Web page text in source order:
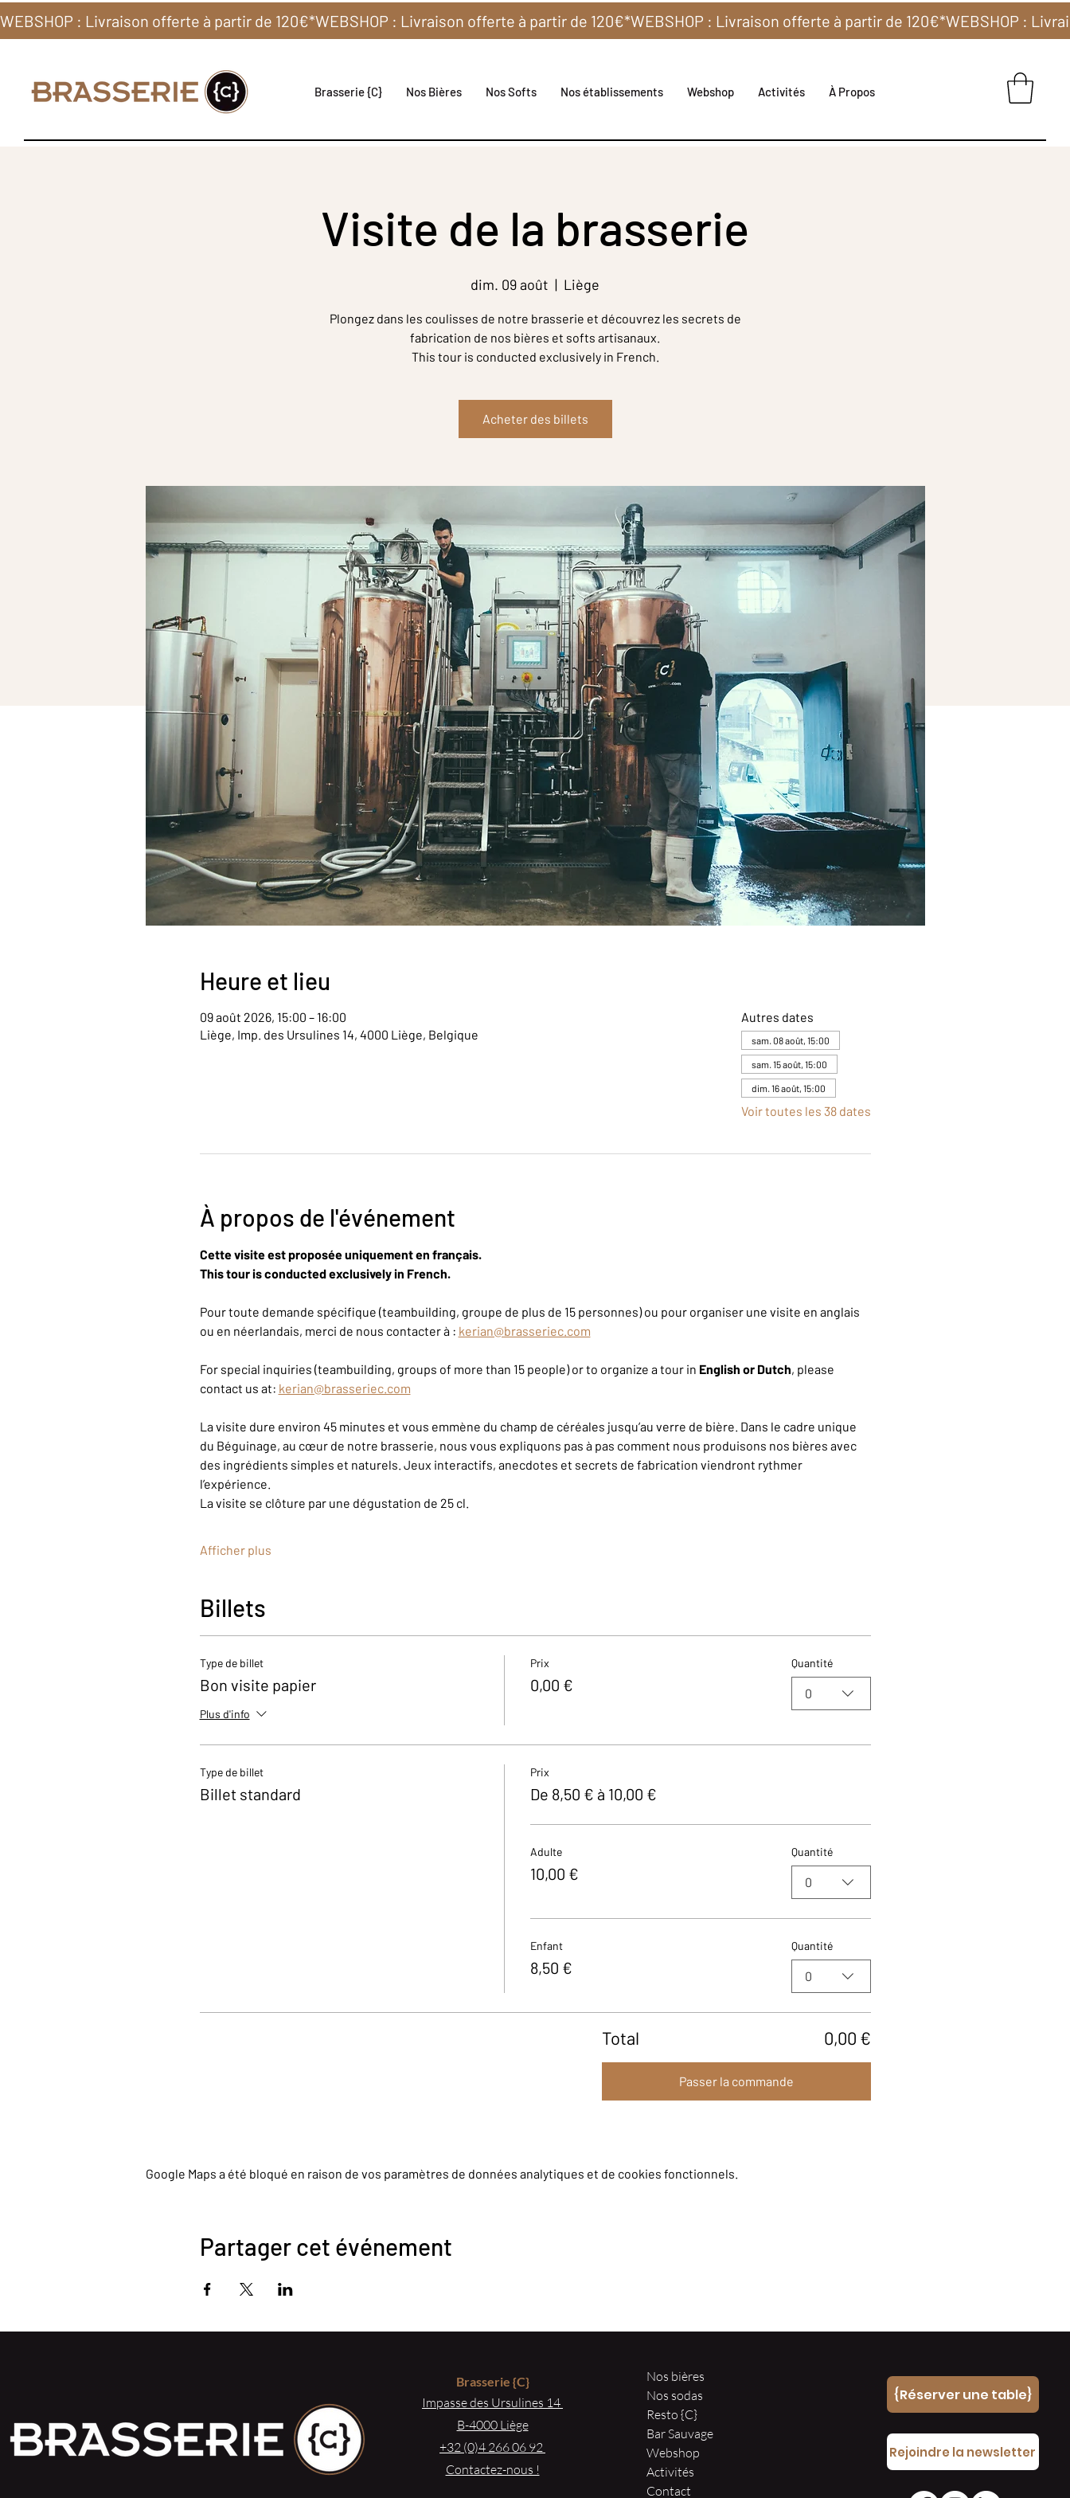
WEBSHOP : Livraison offerte à partir de 120€*
Brasserie {C} Nos Bières Nos Softs Nos établissements Webshop Activités À Propos
Visite de la brasserie
dim. 09 août
  |
Liège
Plongez dans les coulisses de notre brasserie et découvrez les secrets de
fabrication de nos bières et softs artisanaux.
Acheter des billets
Heure et lieu
09 août 2026, 15:00 – 16:00
Liège, Imp. des Ursulines 14, 4000 Liège, Belgique
Autres dates
sam. 08 août, 15:00
sam. 15 août, 15:00
dim. 16 août, 15:00
Voir toutes les 38 dates
À propos de l'événement
Cette visite est proposée uniquement en français.
This tour is conducted exclusively in French.
Pour toute demande spécifique (teambuilding, groupe de plus de 15 personnes) ou pour organiser une visite en anglais
ou en néerlandais, merci de nous contacter à : kerian@brasseriec.com
For special inquiries (teambuilding, groups of more than 15 people) or to organize a tour in English or Dutch, please
contact us at: kerian@brasseriec.com
La visite dure environ 45 minutes et vous emmène du champ de céréales jusqu’au verre de bière. Dans le cadre unique
du Béguinage, au cœur de notre brasserie, nous vous expliquons pas à pas comment nous produisons nos bières avec
des ingrédients simples et naturels. Jeux interactifs, anecdotes et secrets de fabrication viendront rythmer
l’expérience.
La visite se clôture par une dégustation de 25 cl.
Afficher plus
Billets
Type de billet
Bon visite papier
Plus d'info
Prix
0,00 €
Quantité
0
Type de billet
Billet standard
Prix
De 8,50 € à 10,00 €
Adulte
10,00 €
Quantité
0
Enfant
8,50 €
Quantité
0
Total 0,00 €
Passer la commande
Google Maps a été bloqué en raison de vos paramètres de données analytiques et de cookies fonctionnels.
Partager cet événement
Brasserie{C}
Impasse des Ursulines 14
B-4000 Liège
+32 (0)4 266 06 92
Contactez-nous !
Nos bières
Nos sodas
Resto {C}
Bar Sauvage
Webshop
Activités
Contact
{Réserver une table}
Rejoindre la newsletter